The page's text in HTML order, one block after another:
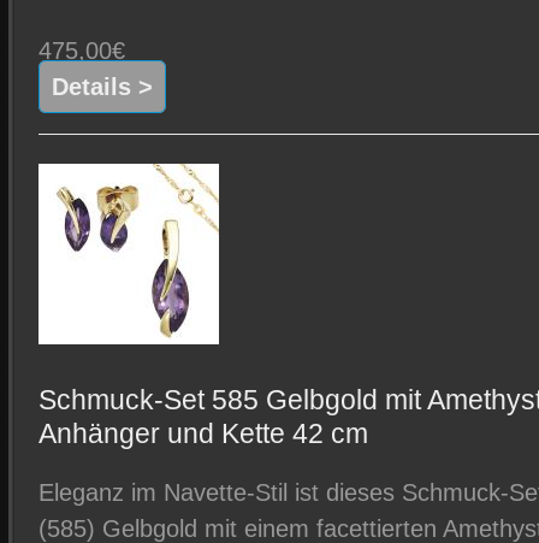
475,00€
Details >
Schmuck-Set 585 Gelbgold mit
Anhänger und Kette 42 cm
Eleganz im Navette-Stil ist dieses Schmuck-
(585) Gelbgold mit einem facettierten